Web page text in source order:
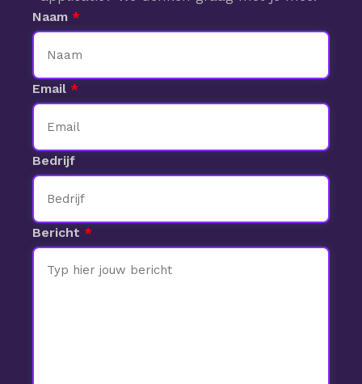
Naam
Email
Bedrijf
Bericht